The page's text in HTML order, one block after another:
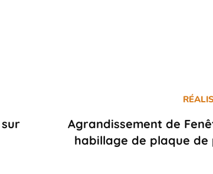
Agrandissement de
habillage de plaque